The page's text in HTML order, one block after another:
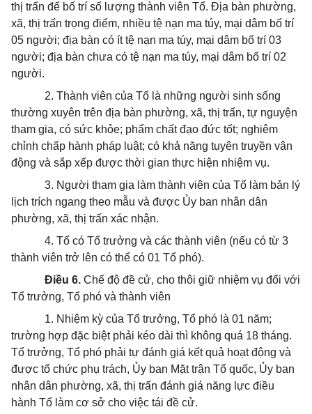
thị trấn để bố trí số lượng thành viên Tổ. Địa bàn phường,
xã, thị trấn trọng điểm, nhiều tệ nạn ma túy, mại dâm bố trí
05 người; địa bàn có ít tệ nạn ma túy, mại dâm bố trí 03
người; địa bàn chưa có tệ nạn ma túy, mại dâm bố trí 02
người.
2. Thành viên của Tổ là những người sinh sống
thường xuyên trên địa bàn phường, xã, thị trấn, tự nguyện
tham gia, có sức khỏe; phẩm chất đạo đức tốt; nghiêm
chỉnh chấp hành pháp luật; có khả năng tuyên truyền vận
động và sắp xếp được thời gian thực hiện nhiệm vụ.
3. Người tham gia làm thành viên của Tổ làm bản lý
lịch trích ngang theo mẫu và được Ủy ban nhân dân
phường, xã, thị trấn xác nhận.
4. Tổ có Tổ trưởng và các thành viên (nếu có từ 3
thành viên trở lên có thể có 01 Tổ phó).
Điều 6. Chế độ đề cử, cho thôi giữ nhiệm vụ đối với
Tổ trưởng, Tổ phó và thành viên
1. Nhiệm kỳ của Tổ trưởng, Tổ phó là 01 năm;
trường hợp đặc biệt phải kéo dài thì không quá 18 tháng.
Tổ trưởng, Tổ phó phải tự đánh giá kết quả hoạt động và
được tổ chức phụ trách, Ủy ban Mặt trận Tổ quốc, Ủy ban
nhân dân phường, xã, thị trấn đánh giá năng lực điều
hành Tổ làm cơ sở cho việc tái đề cử.